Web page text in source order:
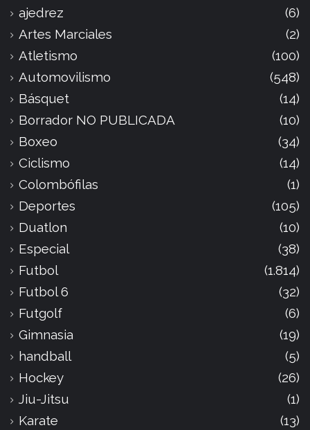
ajedrez
(6)
Artes Marciales
(2)
Atletismo
(100)
Automovilismo
(548)
Básquet
(14)
Borrador NO PUBLICADA
(10)
Boxeo
(34)
Ciclismo
(14)
Colombófilas
(1)
Deportes
(105)
Duatlon
(10)
Especial
(38)
Futbol
(1.814)
Futbol 6
(32)
Futgolf
(6)
Gimnasia
(19)
handball
(5)
Hockey
(26)
Jiu-Jitsu
(1)
Karate
(13)